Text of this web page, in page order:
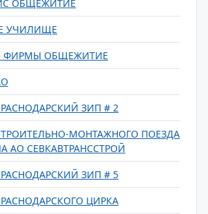
ОБЩЕЖИТИЕ
УЧИЛИЩЕ
ФИРМЫ ОБЩЕЖИТИЕ
ЗИП # 2
МОНТАЖНОГО ПОЕЗДА
АО СЕВКАВТРАНССТРОЙ
ЗИП # 5
ЦИРКА